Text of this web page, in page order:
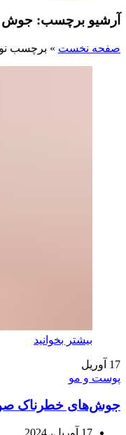
آرشیو برچسب:
صفحه نخست » برچسب
بیشتر بخوانید
17 آوریل
پوست و مو
جوش‌های خطرناک